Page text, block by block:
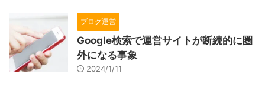
ブログ運営
Google検索で運営サイトが断続的に圏
外になる事象
2024/1/11